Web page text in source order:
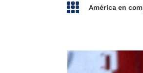
 América en